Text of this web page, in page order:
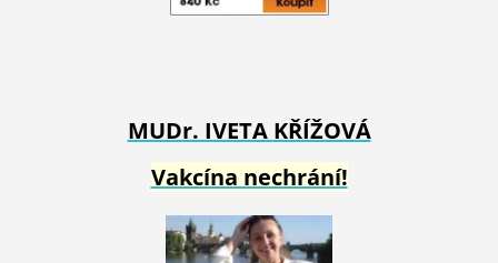
MUDr. IVETA KŘÍŽOVÁ
Vakcína nechrání!